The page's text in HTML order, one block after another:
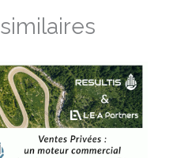
similaires